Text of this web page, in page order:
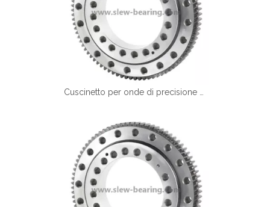
Cuscinetto per onde di precisione per ingranaggi elicoidali per attrezzature mediche